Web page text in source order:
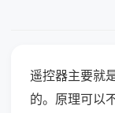
遥控器主要就
的。原理可以